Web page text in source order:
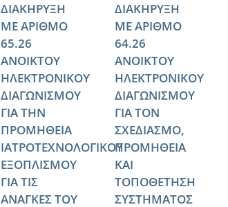
ΔΙΑΚΗΡΥΞΗ
ΜΕ ΑΡΙΘΜΟ
65.26
ΑΝΟΙΚΤΟΥ
ΗΛΕΚΤΡΟΝΙΚΟΥ
ΔΙΑΓΩΝΙΣΜΟΥ
ΓΙΑ ΤΗΝ
ΠΡΟΜΗΘΕΙΑ
ΙΑΤΡΟΤΕΧΝΟΛΟΓΙΚΟΥ
ΕΞΟΠΛΙΣΜΟΥ
ΓΙΑ ΤΙΣ
ΑΝΑΓΚΕΣ ΤΟΥ
ΔΙΑΚΗΡΥΞΗ
ΜΕ ΑΡΙΘΜΟ
64.26
ΑΝΟΙΚΤΟΥ
ΗΛΕΚΤΡΟΝΙΚΟΥ
ΔΙΑΓΩΝΙΣΜΟΥ
ΓΙΑ ΤΟΝ
ΣΧΕΔΙΑΣΜΟ,
ΠΡΟΜΗΘΕΙΑ
ΚΑΙ
ΤΟΠΟΘΕΤΗΣΗ
ΣΥΣΤΗΜΑΤΟΣ